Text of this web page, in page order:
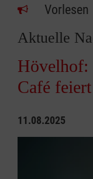
Vorlesen
Aktuelle
Hövelhof:
Café
11.08.2025